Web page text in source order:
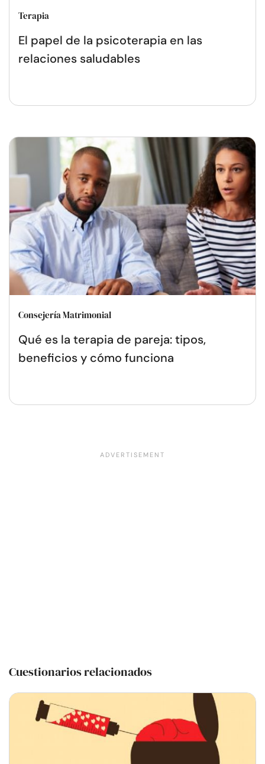
Terapia
El papel de la psicoterapia en las
relaciones saludables
Consejería Matrimonial
Qué es la terapia de pareja: tipos,
beneficios y cómo funciona
Cuestionarios relacionados